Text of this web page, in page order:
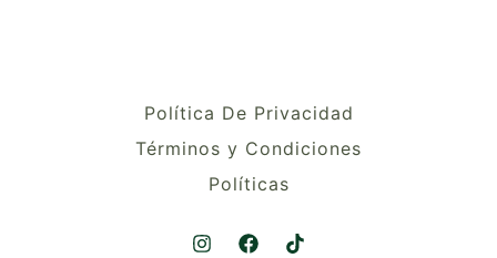
Política De Privacidad
Términos y Condiciones
Políticas